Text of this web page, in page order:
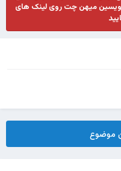
میهن چت روی لینک های
موضوع